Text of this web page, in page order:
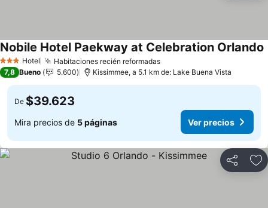
3 Estrellas
Hotel Habitaciones recién reformadas
Nobile Hotel Paekway at Celebration Orlando
7,8 Bueno 5.600 Kissimmee, a 5.1 km de: Lake Buena Vista
De $39.623
Mira precios de 5 páginas Ver precios
Compartir